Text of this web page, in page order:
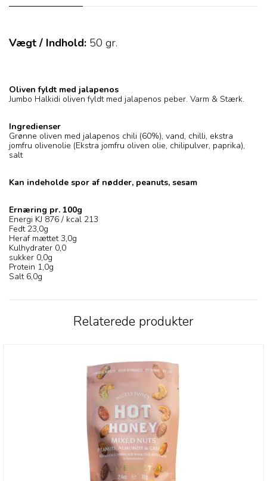
Vægt / Indhold: 50 gr.
Oliven fyldt med jalapenos
Jumbo Halkidi oliven fyldt med jalapenos peber. Varm & Stærk.
Ingredienser
Grønne oliven med jalapenos chili (60%), vand, chilli, ekstra
jomfru olivenolie (Ekstra jomfru oliven olie, chilipulver, paprika),
salt
Kan indeholde spor af nødder, peanuts, sesam
Ernæring pr. 100g
Energi KJ 876 / kcal 213
Fedt 23,0g
Heraf mættet 3,0g
Kulhydrater 0,0
sukker 0,0g
Protein 1,0g
Salt 6,0g
Relaterede produkter